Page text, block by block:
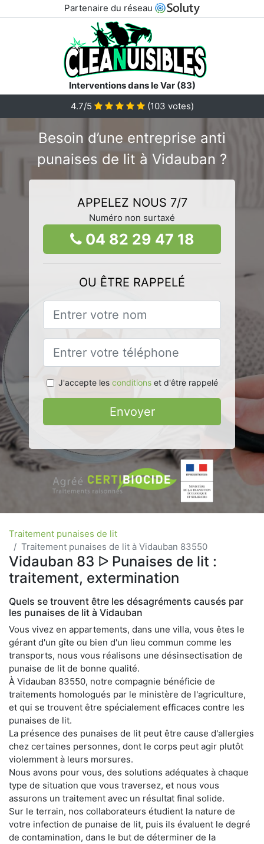
Partenaire du réseau
Interventions dans le Var (83)
4.7/5
(103 votes)
Besoin d’une entreprise anti
punaises de lit à Vidauban ?
APPELEZ NOUS 7/7
Numéro non surtaxé
04 82 29 47 18
OU ÊTRE RAPPELÉ
J'accepte les conditionset d'être rappelé
Envoyer
Traitement punaises de lit
Traitement punaises de lit à Vidauban 83550
Vidauban 83 ᐅ Punaises de lit :
traitement, extermination
Quels se trouvent être les désagréments causés par
les punaises de lit à Vidauban
Vous vivez en appartements, dans une villa, vous êtes le
gérant d'un gîte ou bien d'un lieu commun comme les
transports, nous vous réalisons une désinsectisation de
punaise de lit de bonne qualité.
À Vidauban 83550, notre compagnie bénéficie de
traitements homologués par le ministère de l'agriculture,
et qui se trouvent être spécialement efficaces contre les
punaises de lit.
La présence des punaises de lit peut être cause d'allergies
chez certaines personnes, dont le corps peut agir plutôt
violemment à leurs morsures.
Nous avons pour vous, des solutions adéquates à chaque
type de situation que vous traversez, et nous vous
assurons un traitement avec un résultat final solide.
Sur le terrain, nos collaborateurs étudient la nature de
votre infection de punaise de lit, puis ils évaluent le degré
de contamination, dans le but de déterminer de la